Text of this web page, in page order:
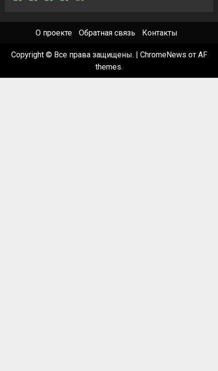
О проекте Обратная связь Контакты
Copyright © Все права защищены. ChromeNews от AF
themes.